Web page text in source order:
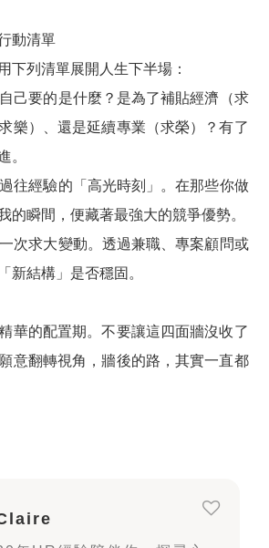
動清單
下列清單展開人生下半場：
己要的是什麼？是為了補貼經濟（求
樂）、還是延續專業（求榮）？有了
。
往經驗的「高光時刻」。在那些你做
的瞬間，便藏著最強大的競爭優勢。
次求大變動。透過兼職、專案顧問或
新結構」是否穩固。
華的配置期。不要讓這四面牆沒收了
意翻轉視角，牆後的路，其實一直都